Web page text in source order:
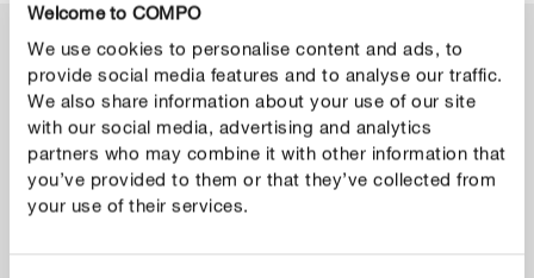
Welcome to COMPO
We use cookies to personalise content and ads, to
provide social media features and to analyse our traffic.
We also share information about your use of our site
with our social media, advertising and analytics
partners who may combine it with other information that
you’ve provided to them or that they’ve collected from
your use of their services.
CATEGORIA
Fungicidas
Sabia que as principais doenças das plantas como o
oídio, a ferrugem e a mancha negra são causadas por
fungos? Alimentam-se de plantas com a ajuda do seu